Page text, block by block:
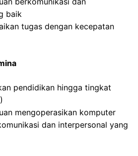
baik
tugas dengan kecepatan
pendidikan hingga tingkat
mengoperasikan komputer
dan interpersonal yang